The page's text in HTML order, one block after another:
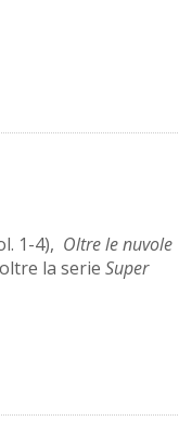
1-4), Oltre le nuvole
la serie Super